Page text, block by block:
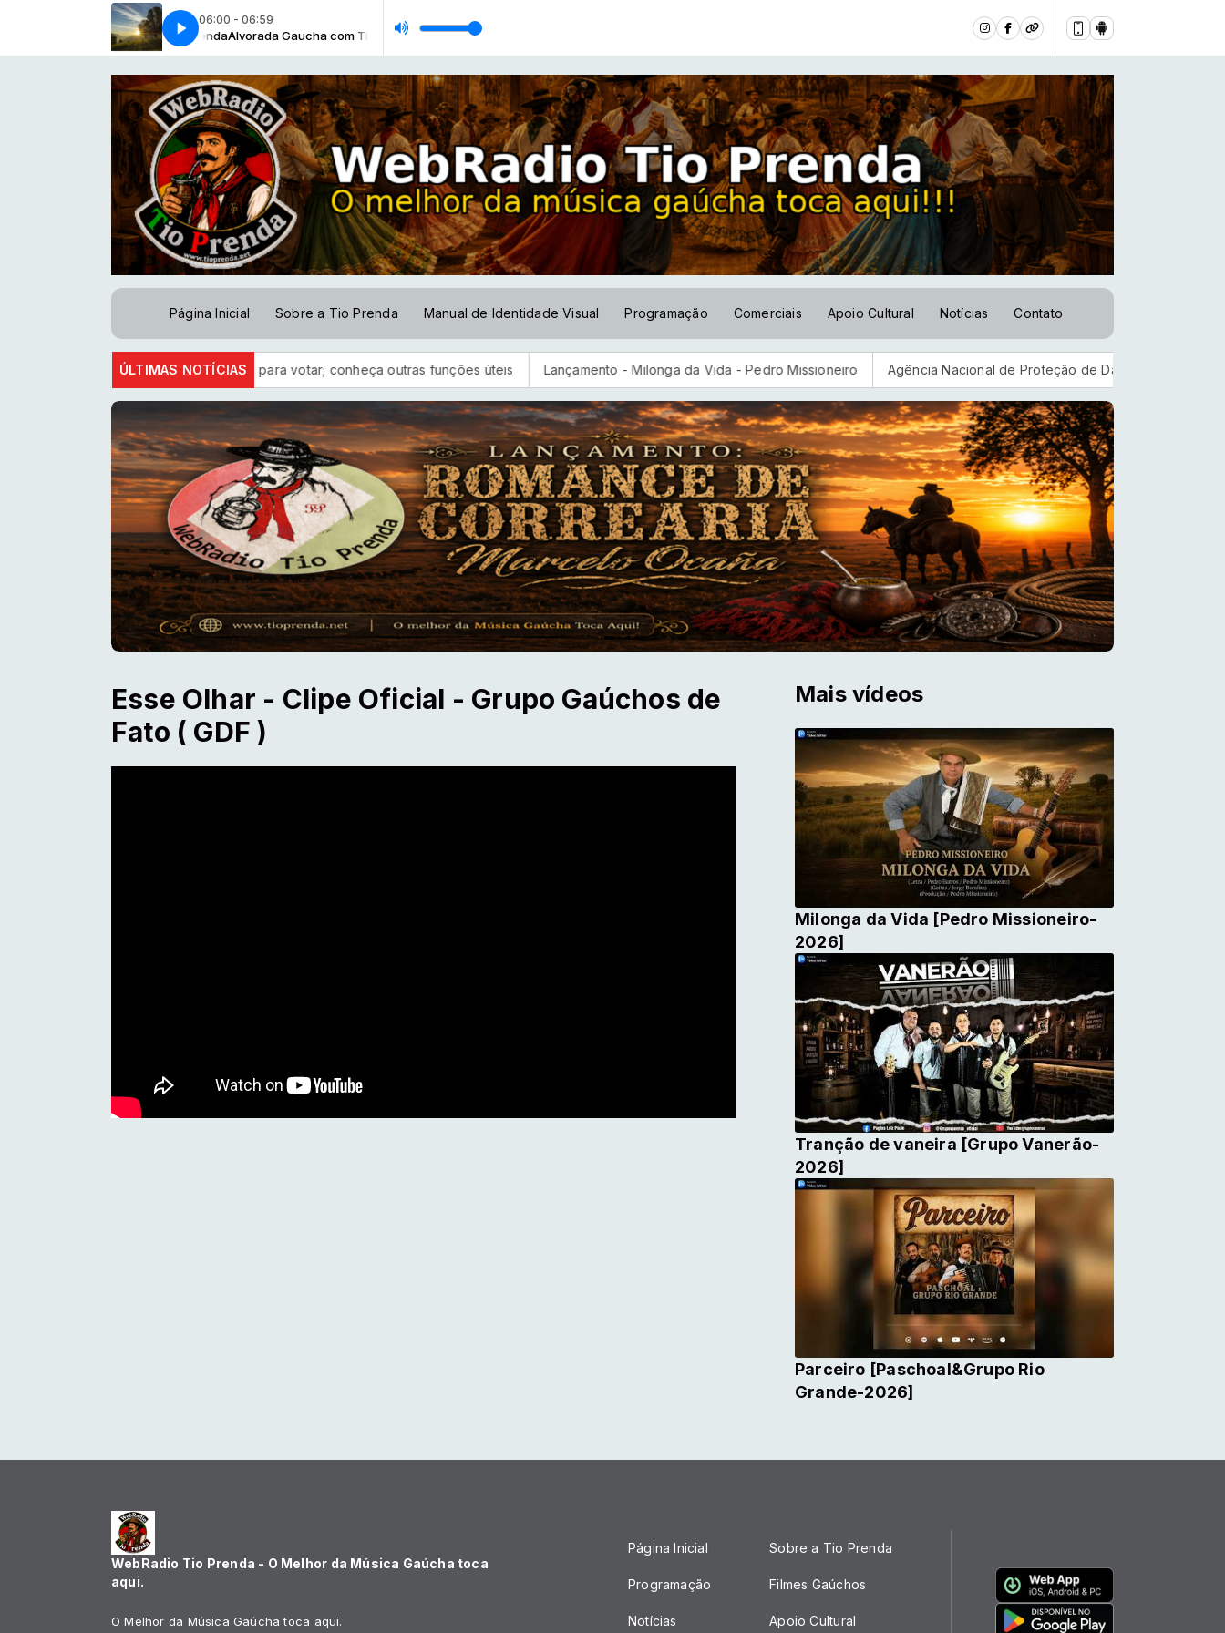
06:00 - 06:59
Alvorada Gaucha com Tio Prenda Alvorada Gaucha com Tio Prenda
Hino ao Rio Grande - Nelcy Vargas Hino ao Rio Grande - Nelcy Vargas
Página Inicial Sobre a Tio Prenda Manual de Identidade Visual Programação Comerciais Apoio Cultural Notícias Contato
ÚLTIMAS NOTÍCIAS
serve como documento para votar; conheça outras funções úteis Lançamento - Milonga da Vida - Pedro Missioneiro Agência Nacional de Proteção de Dados investiga plataforma
Esse Olhar - Clipe Oficial - Grupo Gaúchos de
Fato ( GDF )
Mais vídeos
Milonga da Vida [Pedro Missioneiro-
2026]
Tranção de vaneira [Grupo Vanerão-
2026]
Parceiro [Paschoal&Grupo Rio
Grande-2026]
WebRadio Tio Prenda - O Melhor da Música Gaúcha toca
aqui.
O Melhor da Música Gaúcha toca aqui.
Página Inicial
Programação
Notícias
Sobre a Tio Prenda
Filmes Gaúchos
Apoio Cultural